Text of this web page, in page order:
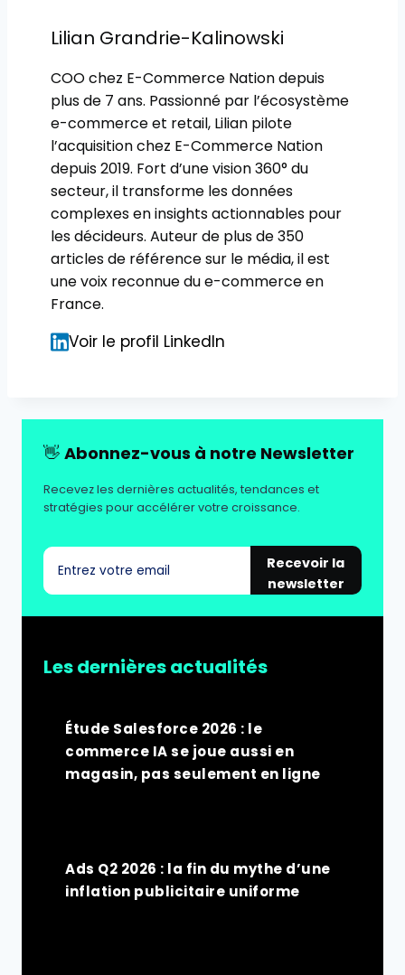
Lilian Grandrie-Kalinowski
COO chez E-Commerce Nation depuis
plus de 7 ans. Passionné par l’écosystème
e-commerce et retail, Lilian pilote
l’acquisition chez E-Commerce Nation
depuis 2019. Fort d’une vision 360° du
secteur, il transforme les données
complexes en insights actionnables pour
les décideurs. Auteur de plus de 350
articles de référence sur le média, il est
une voix reconnue du e-commerce en
France.
Voir le profil LinkedIn
👋 Abonnez-vous à notre Newsletter
Recevez les dernières actualités, tendances et
stratégies pour accélérer votre croissance.
Recevoir la
newsletter
Les dernières actualités
Étude Salesforce 2026 : le
commerce IA se joue aussi en
magasin, pas seulement en ligne
Ads Q2 2026 : la fin du mythe d’une
inflation publicitaire uniforme